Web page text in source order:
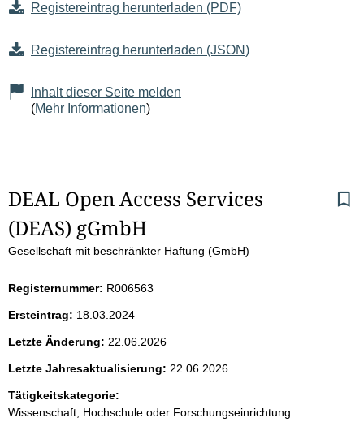
Registereintrag herunterladen (PDF)
Registereintrag herunterladen (JSON)
Inhalt dieser Seite melden
(Mehr Informationen)
S
e
t
e
n
i
DEAL Open Access Services
(DEAS) gGmbH
Gesellschaft mit beschränkter Haftung (GmbH)
Registernummer: R006563
Ersteintrag: 18.03.2024
Letzte Änderung: 22.06.2026
Letzte Jahresaktualisierung: 22.06.2026
Tätigkeitskategorie:
Wissenschaft, Hochschule oder Forschungseinrichtung